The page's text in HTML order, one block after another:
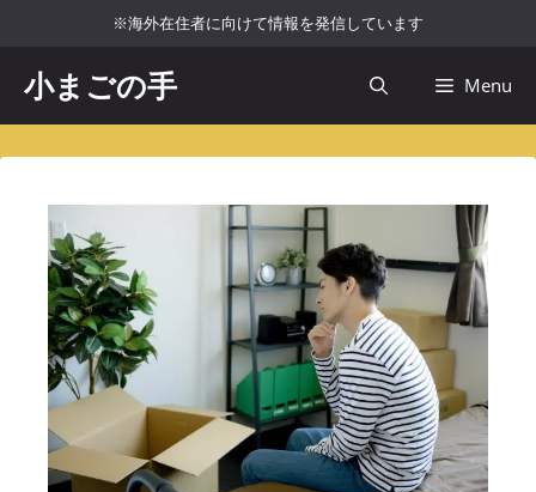
ツ
へ
※海外在住者に向けて情報を発信しています
小まごの手 Menu